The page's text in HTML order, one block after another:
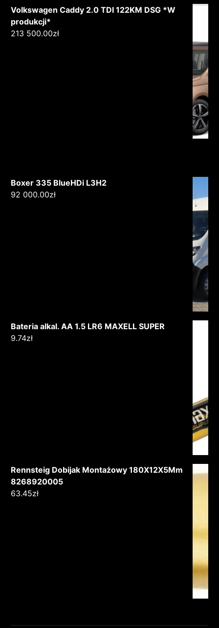
Volkswagen Caddy 2.0 TDI 122KM DSG *W
produkcji*
213 500.00zł
Boxer 335 BlueHDi L3H2
92 000.00zł
Bateria alkal. AA 1.5 LR6 MAXELL SUPER
9.74zł
Rennsteig Dobijak Montażowy 180X12X5Mm
8268920005
63.45zł